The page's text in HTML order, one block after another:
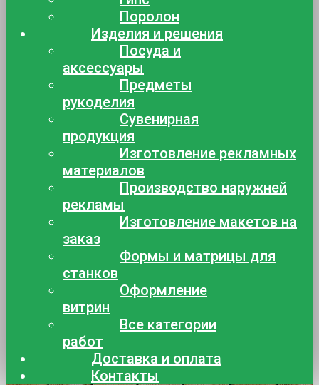
Поролон
Изделия и решения
Посуда и
аксессуары
Предметы
рукоделия
Сувенирная
продукция
Изготовление рекламных
материалов
Производство наружней
рекламы
Изготовление макетов на
заказ
Формы и матрицы для
станков
Оформление
витрин
Все категории
работ
Доставка и оплата
Контакты